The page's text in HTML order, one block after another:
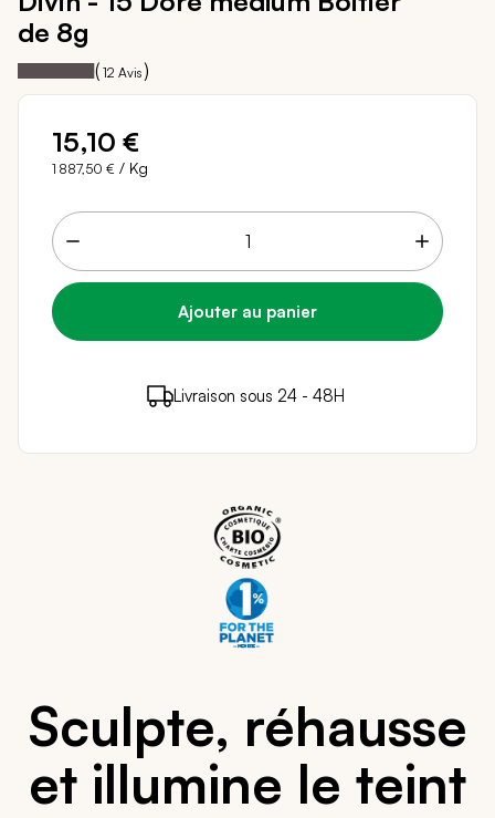
d’images
de 8g
Notation: 98
% of 100
( 12 Avis )
15,10 €
1 887,50 € / Kg
15 points de fidélité ( 0,30 €
en achetant ce
Livraison sous 24 - 48H
Paiement sécurisé
Sculpte, réhausse
et illumine le teint